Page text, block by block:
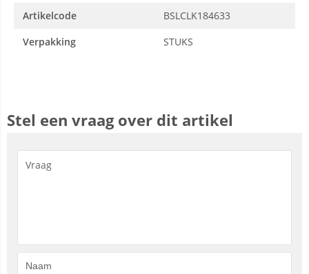
Artikelcode
BSLCLK184633
Verpakking
STUKS
Stel een vraag over dit artikel